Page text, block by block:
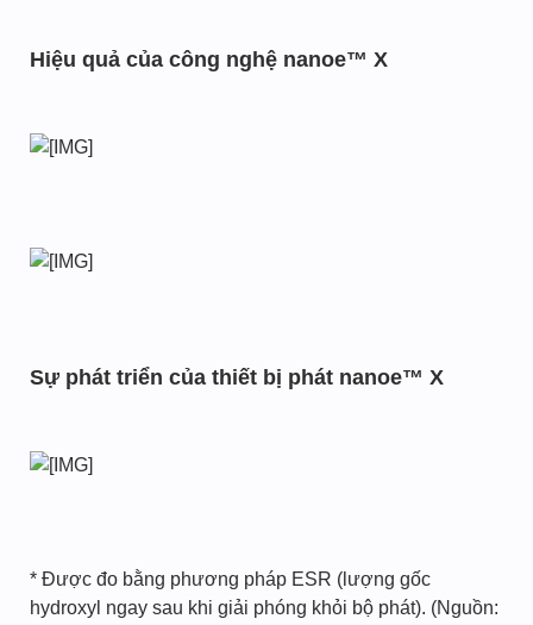
Hiệu quả của công nghệ nanoe™ X
Sự phát triển của thiết bị phát nanoe™ X
* Được đo bằng phương pháp ESR (lượng gốc
hydroxyl ngay sau khi giải phóng khỏi bộ phát). (Nguồn: